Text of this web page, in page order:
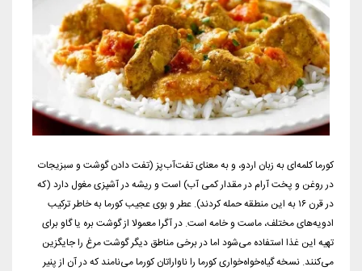
کورما کلمه‌ای به زبان اردو، و به معنای تفت‌آب‌پز (تفت دادن گوشت و سبزیجات
در روغن و پخت آرام در مقدار کمی آب) است و ریشه در آشپزی مغول دارد (که
در قرن ۱۶ به این منطقه حمله کردند). عطر و بوی عجیب کورما به خاطر ترکیب
ادویه‌های مختلف، ماست و خامه است. در آگرا معمولا از گوشت بره یا گاو برای
تهیه این غذا استفاده می‌شود اما در برخی مناطق دیگر گوشت مرغ را جایگزین
می‌کنند. نسخه گیاه‌خواه‌خواری کورما را ناواراتان کورما می‌نامند که در آن از پنیر